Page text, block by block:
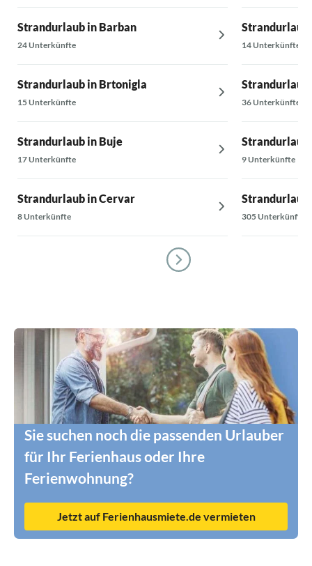
Strandurlaub in Barban
24 Unterkünfte
Strandurlaub in Brtonigla
15 Unterkünfte
Strandurlaub in Buje
17 Unterkünfte
Strandurlaub in Cervar
8 Unterkünfte
14 Unterkünfte
Strandurlaub
36 Unterkünfte
Strandurlaub
9 Unterkünfte
Strandurlaub
305 Unterkünfte
Sie suchen noch die passenden Urlauber
für Ihr Ferienhaus oder Ihre
Ferienwohnung?
Jetzt auf Ferienhausmiete.de vermieten